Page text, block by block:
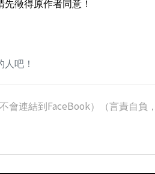
徵得原作者同意！
吧！
不會連結到FaceBook）（言責自負